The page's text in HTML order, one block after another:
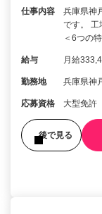
仕事内容
兵庫県神
です。 工
＜6つの
給与 月給
勤務地 兵庫県神
応募資格 大型免
後で見る